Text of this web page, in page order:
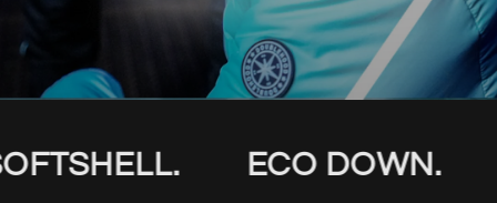
ECO DOWN.